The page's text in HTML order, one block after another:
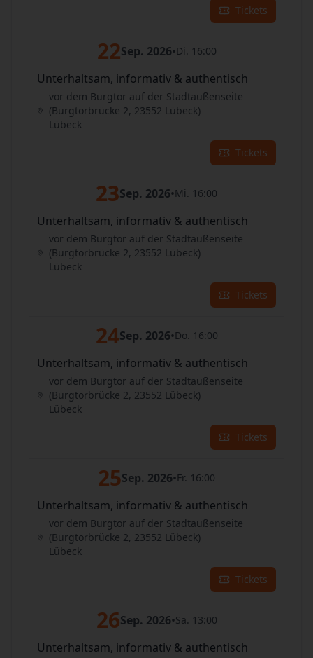
Tickets
22Sep. 2026•Di. 16:00
Unterhaltsam, informativ & authentisch
vor dem Burgtor auf der Stadtaußenseite
(Burgtorbrücke 2, 23552 Lübeck)
Lübeck
Tickets
23Sep. 2026•Mi. 16:00
Unterhaltsam, informativ & authentisch
vor dem Burgtor auf der Stadtaußenseite
(Burgtorbrücke 2, 23552 Lübeck)
Lübeck
Tickets
24Sep. 2026•Do. 16:00
Unterhaltsam, informativ & authentisch
vor dem Burgtor auf der Stadtaußenseite
(Burgtorbrücke 2, 23552 Lübeck)
Lübeck
Tickets
25Sep. 2026•Fr. 16:00
Unterhaltsam, informativ & authentisch
vor dem Burgtor auf der Stadtaußenseite
(Burgtorbrücke 2, 23552 Lübeck)
Lübeck
Tickets
26Sep. 2026•Sa. 13:00
Unterhaltsam, informativ & authentisch